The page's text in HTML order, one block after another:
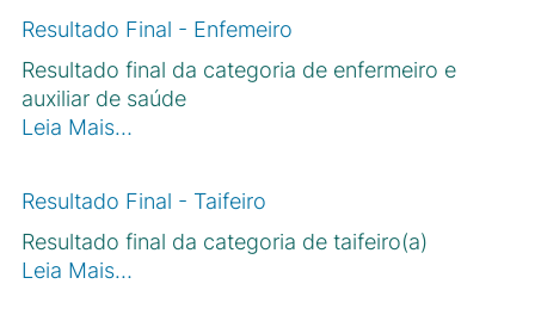
Resultado Final - Enfemeiro
Resultado final da categoria de enfermeiro e
auxiliar de saúde
Leia Mais…
Resultado Final - Taifeiro
Resultado final da categoria de taifeiro(a)
Leia Mais…